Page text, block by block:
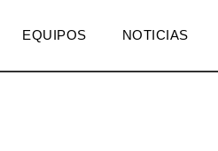
EQUIPOS NOTICIAS